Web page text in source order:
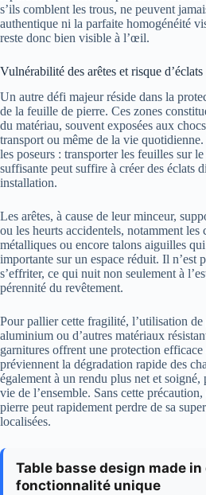
s’ils comblent les trous, ne peuvent
authentique ni la parfaite homogénéité
reste donc bien visible à l’œil.
Vulnérabilité des arêtes et risque d’éclats
Un autre défi majeur réside dans la
de la feuille de pierre. Ces zones
du matériau, souvent exposées aux
transport ou même de la vie
les poseurs : transporter les feuilles sur
suffisante peut suffire à créer des éclats
installation.
Les arêtes, à cause de leur minceur,
ou les heurts accidentels, notamment les
métalliques ou encore talons aiguilles
importante sur un espace réduit. Il n’est
s’effriter, ce qui nuit non seulement à
pérennité du revêtement.
Pour pallier cette fragilité, l’utilisation
aluminium ou d’autres matériaux
garnitures offrent une protection efficace
préviennent la dégradation rapide des
également à un rendu plus net et
vie de l’ensemble. Sans cette
pierre peut rapidement perdre de sa
localisées.
Table basse design made
fonctionnalité unique